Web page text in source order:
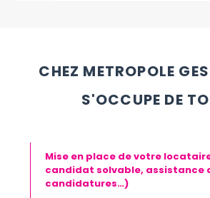
CHEZ METROPOLE
S'OCCUPE DE
Mise en place de votre
candidat solvable, assistance
candidatures…)